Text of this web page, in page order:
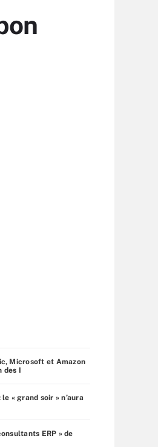
Microsoft et Amazon
des I
« grand soir » n’aura
ERP » de